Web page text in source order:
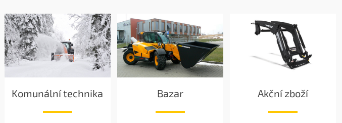
Komunální technika Bazar Akční zboží